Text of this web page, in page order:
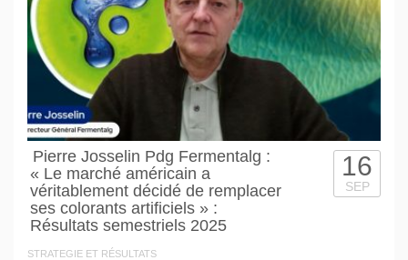
Pierre Josselin Pdg Fermentalg :
« Le marché américain a
véritablement décidé de remplacer
ses colorants artificiels » :
Résultats semestriels 2025
STRATEGIE ET RÉSULTATS
16
SEP